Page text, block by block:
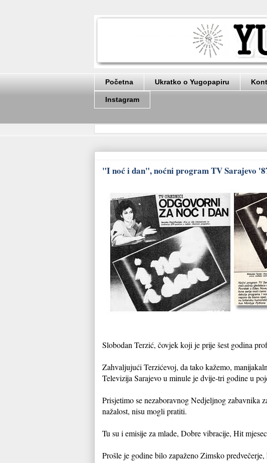
Početna Ukratko o Yugopapiru
Instagram
"I noć i dan", noćni program TV Sarajevo
Slobodan Terzić, čovjek koji je prije šest godina
Zahvaljujući Terzićevoj, da tako kažemo,
Televizija Sarajevo u minule je dvije-tri godine u
Prisjetimo se nezaboravnog Nedjeljnog
nažalost, nisu mogli pratiti.
Tu su i emisije za mlade, Dobre vibracije, Hit
Prošle je godine bilo zapaženo Zimsko